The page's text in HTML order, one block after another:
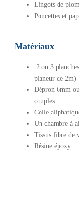
Lingots de
Poncettes et
Matériaux
2 ou 3
planeur de 2m)
Dépron 6mm
couples.
Colle
Un chambre à
Tissus fibre de
Résine époxy .